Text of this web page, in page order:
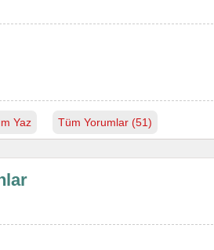
Yaz Tüm Yorumlar (51)